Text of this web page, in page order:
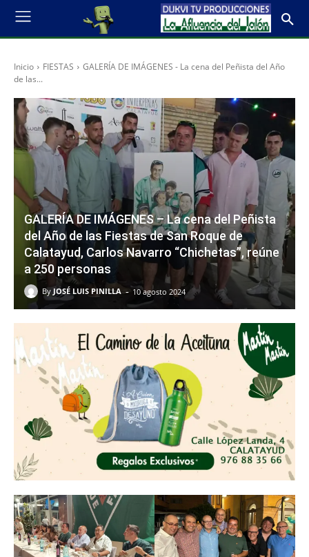
Inicio FIESTAS
GALERÍA DE IMÁGENES - La cena del Peñista del Año
de las...
GALERÍA DE IMÁGENES – La cena del Peñista
del Año de las Fiestas de San Roque de
Calatayud, Carlos Navarro “Chichetas”, reúne
a 250 personas
By JOSÉ LUIS PINILLA - 10 agosto 2024